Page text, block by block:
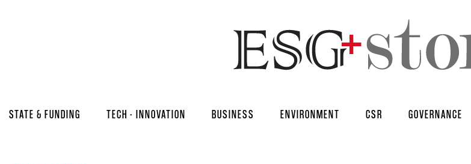
STATE & FUNDING TECH - INNOVATION BUSINESS ENVIRONMENT CSR GOVERNANCE